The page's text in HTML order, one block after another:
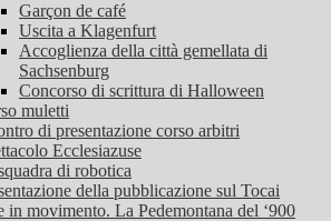
Garçon de café
Uscita a Klagenfurt
Accoglienza della città gemellata di
Sachsenburg
Concorso di scrittura di Halloween
muletti
di presentazione corso arbitri
Ecclesiazuse
di robotica
della pubblicazione sul Tocai
in movimento. La Pedemontana del ‘900